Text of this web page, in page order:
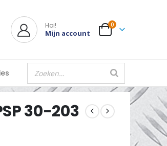
Hoi!
Mijn account
0
30-203